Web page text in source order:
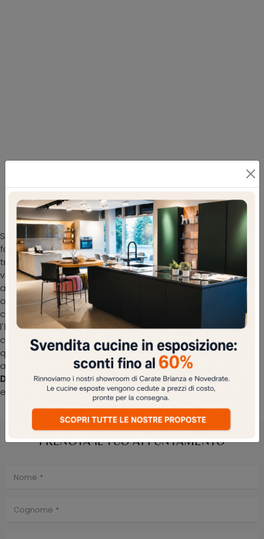
Con i Salotti lineari classici Felis, come il
modello Byron, potrai impreziosire il tuo
salotto
Se vuoi divani e poltrone lineari come il modello nella
fotografia, contraddistinto dai volumi che invitano a
trascorrere i tuoi momenti di riposo. I nostri Salotti
vengono progettati per essere abbinati a elementi
accessori di ogni tipo, come tavolini, lampade e piantane
oppure in combinazione con ulteriori divani in tessuto. Il
catalogo Felis propone molteplici soluzioni per arredare
l'habitat in nome di funzionalità e design, mettendo al
centro il tuo comfort. La serie di divani della marca in
questione presenta molteplici soluzioni peculiari per
arredare il living in nome di funzionalità, comfort e stile.
Divano lineare Byron di Felis: ricrea uno spazio familiare
e confortevole in spazi classici di gran classe.
PRENOTA IL TUO APPUNTAMENTO